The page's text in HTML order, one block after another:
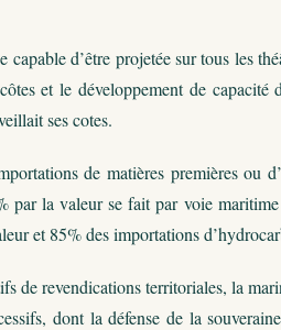
d’être projetée sur tous les
et le développement de
ses cotes.
de matières premières ou
la valeur se fait par voie
et 85% des importations
de revendications territoriales, la
dont la défense de la